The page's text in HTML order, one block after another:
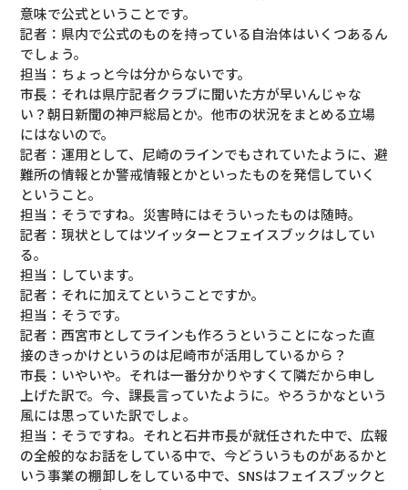
意味で公式ということです。
記者：県内で公式のものを持っている自治体はいくつあるん
でしょう。
担当：ちょっと今は分からないです。
市長：それは県庁記者クラブに聞いた方が早いんじゃな
い？朝日新聞の神戸総局とか。他市の状況をまとめる立場
にはないので。
記者：運用として、尼崎のラインでもされていたように、避
難所の情報とか警戒情報とかといったものを発信していく
ということ。
担当：そうですね。災害時にはそういったものは随時。
記者：現状としてはツイッターとフェイスブックはしてい
る。
担当：しています。
記者：それに加えてということですか。
担当：そうです。
記者：西宮市としてラインも作ろうということになった直
接のきっかけというのは尼崎市が活用しているから？
市長：いやいや。それは一番分かりやすくて隣だから申し
上げた訳で。今、課長言っていたように。やろうかなという
風には思っていた訳でしょ。
担当：そうですね。それと石井市長が就任された中で、広報
の全般的なお話をしている中で、今どういうものがあるかと
いう事業の棚卸しをしている中で、SNSはフェイスブックと